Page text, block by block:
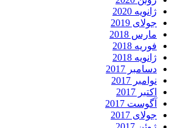
ژانویه 2020
جولای 2019
مارس 2018
فوریه 2018
ژانویه 2018
دسامبر 2017
نوامبر 2017
اکتبر 2017
آگوست 2017
جولای 2017